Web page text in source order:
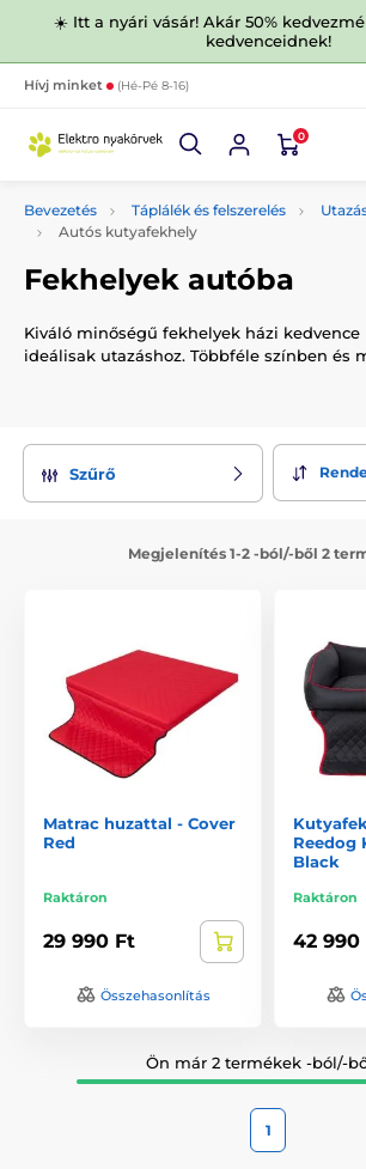
☀️ Itt a nyári vásár! Akár 50%
kedvenceidnek!
Hívj minket (Hé-Pé 8-16)
0
Bevezetés Táplálék és felszerelés
Autós kutyafekhely
Fekhelyek autóba
Kiváló minőségű fekhelyek házi kedvence
ideálisak utazáshoz. Többféle színben és
Szűrő
Megjelenítés 1-2 -ból/-ből 2
Matrac huzattal - Cover
Red
Raktáron
29 990 Ft
Összehasonlítás
Reedog
Black
Raktáron
42 990
Ön már 2 termékek -ból/-
1